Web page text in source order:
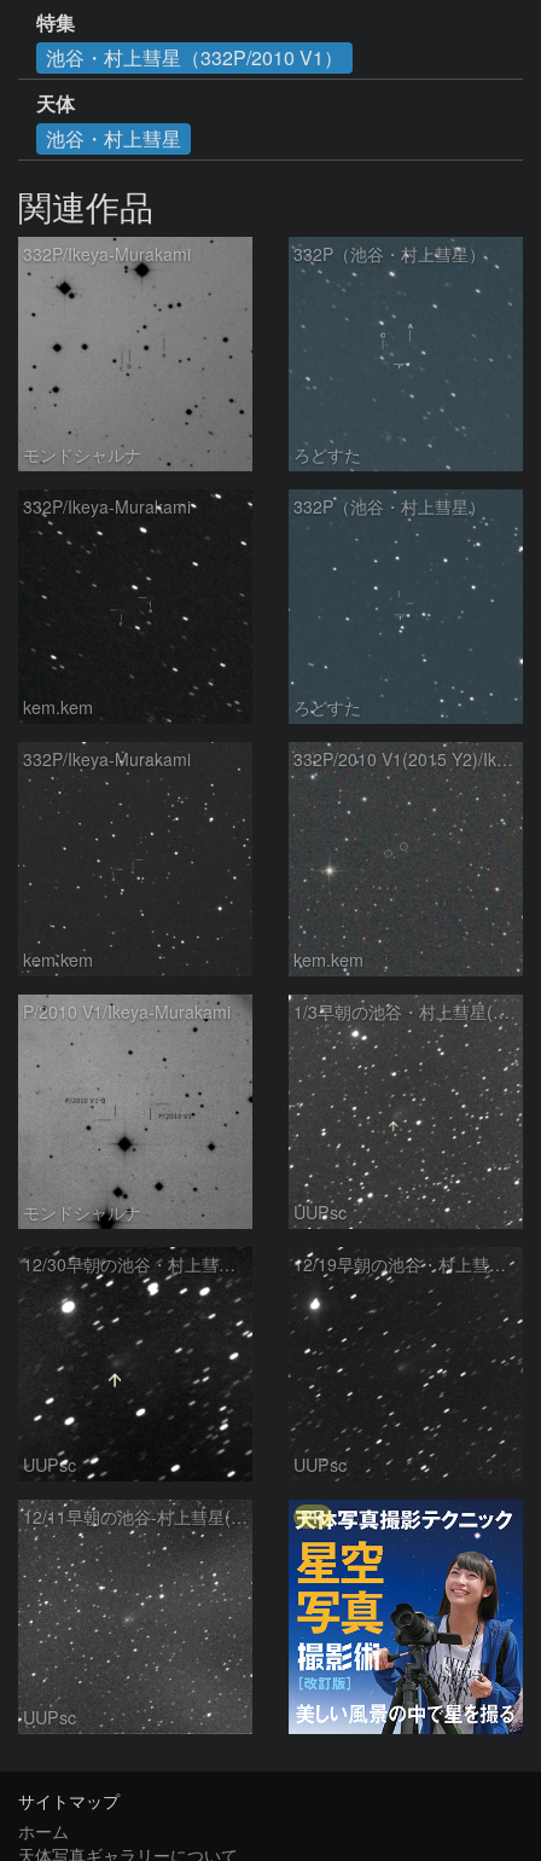
特集
池谷・村上彗星（332P/2010 V1）
天体
池谷・村上彗星
関連作品
332P/Ikeya-Murakami
モンドシャルナ
332P（池谷・村上彗星）
ろどすた
332P/Ikeya-Murakami
kem.kem
332P（池谷・村上彗星）
ろどすた
332P/Ikeya-Murakami
kem.kem
332P/2010 V1(2015 Y2)/Ikeya-Murakami
kem.kem
P/2010 V1/Ikeya-Murakami
モンドシャルナ
1/3早朝の池谷・村上彗星(P/2010 V1)
UUPsc
12/30早朝の池谷・村上彗星(P/2010 V1)
UUPsc
12/19早朝の池谷・村上彗星(P/2010 V1)
UUPsc
12/11早朝の池谷-村上彗星(P/2010 V1)
UUPsc
PR
サイトマップ
ホーム
天体写真ギャラリーについて